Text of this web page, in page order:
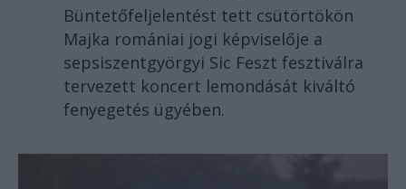
Büntetőfeljelentést tett csütörtökön
Majka romániai jogi képviselője a
sepsiszentgyörgyi Sic Feszt fesztiválra
tervezett koncert lemondását kiváltó
fenyegetés ügyében.